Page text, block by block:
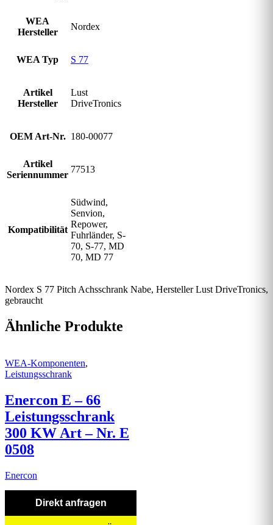
WEA
Hersteller
Nordex
WEA Typ S 77
Artikel
Hersteller
Lust
DriveTronics
OEM Art-Nr. 180-00077
Artikel
Seriennummer
77513
Kompatibilität
Südwind,
Senvion,
Repower,
Fuhrländer, S-
70, S-77, MD
70, MD 77
Nordex S 77 Pitch Achsschrank Nabe, Hersteller Lust DriveTronics,
gebraucht
Ähnliche Produkte
WEA-Komponenten,
Leistungsschrank
Enercon E – 66
Leistungsschrank
300 KW Art – Nr. E
0508
Enercon
Direkt anfragen